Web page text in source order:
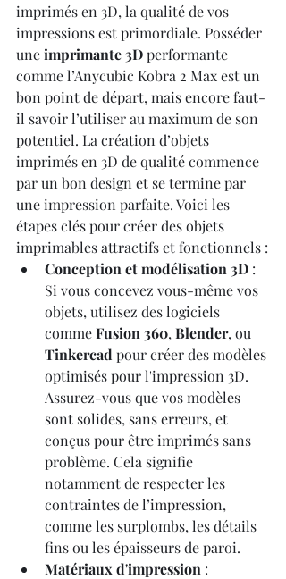
imprimés en 3D, la qualité de vos
impressions est primordiale. Posséder
une imprimante 3D performante
comme l’Anycubic Kobra 2 Max est un
bon point de départ, mais encore faut-
il savoir l’utiliser au maximum de son
potentiel. La création d’objets
imprimés en 3D de qualité commence
par un bon design et se termine par
une impression parfaite. Voici les
étapes clés pour créer des objets
imprimables attractifs et fonctionnels :
Conception et modélisation 3D :
Si vous concevez vous-même vos
objets, utilisez des logiciels
comme Fusion 360, Blender, ou
Tinkercad pour créer des modèles
optimisés pour l'impression 3D.
Assurez-vous que vos modèles
sont solides, sans erreurs, et
conçus pour être imprimés sans
problème. Cela signifie
notamment de respecter les
contraintes de l’impression,
comme les surplombs, les détails
fins ou les épaisseurs de paroi.
Matériaux d'impression :